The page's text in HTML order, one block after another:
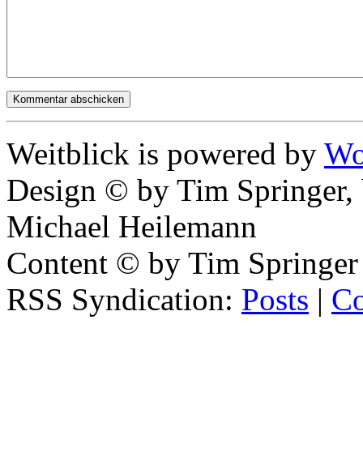
Weitblick is powered by
Design © by Tim Springer,
Michael Heilemann
Content © by Tim
RSS Syndication: Posts |